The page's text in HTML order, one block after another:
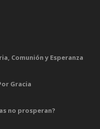
Comunión y Esperanza
Gracia
no prosperan?